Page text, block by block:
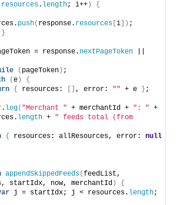
resources. length; i++ ) {
push( response. resources i ) ;
}
= response.
nextPageToken
( pageToken ) ;
(e )
{
{ resources: , error: "" + e } ;
log( "Merchant " + merchantId + ": " +
length + " feeds total (from
{ resources: allResources, error: null
appendSkippedFeeds(feedList,
startIdx, now, merchantId )
{
j = startIdx; j < resources. length;